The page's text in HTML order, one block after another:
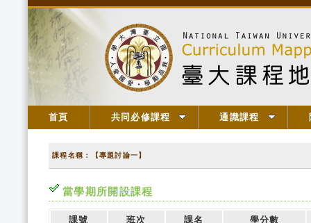
首頁 共同必修課程 通識課程
課程名稱：【專題討論一】
當學期所開設課程
課號 班次 課名 學分數